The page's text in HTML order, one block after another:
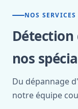
NOS SERVICES
nos
Du dépannage
notre équipe